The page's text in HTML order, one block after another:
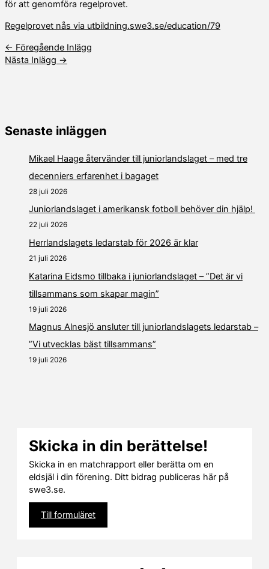
för att genomföra regelprovet.
Regelprovet nås via utbildning.swe3.se/education/79
← Föregående Inlägg
Nästa Inlägg →
Senaste inläggen
Mikael Haage återvänder till juniorlandslaget – med tre
decenniers erfarenhet i bagaget
28 juli 2026
Juniorlandslaget i amerikansk fotboll behöver din hjälp!
22 juli 2026
Herrlandslagets ledarstab för 2026 är klar
21 juli 2026
Katarina Eidsmo tillbaka i juniorlandslaget – ”Det är vi
tillsammans som skapar magin”
19 juli 2026
Magnus Alnesjö ansluter till juniorlandslagets ledarstab –
”Vi utvecklas bäst tillsammans”
19 juli 2026
Skicka in din berättelse!
Skicka in en matchrapport eller berätta om en
eldsjäl i din förening. Ditt bidrag publiceras här på
swe3.se.
Till formuläret